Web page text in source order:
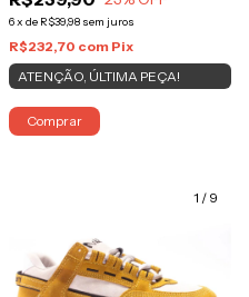
6x de R$39,98 sem juros
R$232,70 com Pix
ATENÇÃO, ÚLTIMA PEÇA!
Comprar
1 / 9